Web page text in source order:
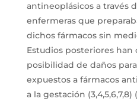
antineoplásicos a través
enfermeras que
dichos fármacos sin
Estudios posteriores han
posibilidad de daños
expuestos a fármacos
a la gestación (3,4,5,6,7,8)